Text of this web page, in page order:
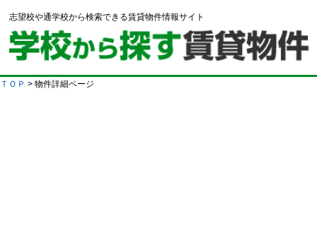
志望校や通学校から検索できる賃貸物件情報サイト
ＴＯＰ > 物件詳細ページ